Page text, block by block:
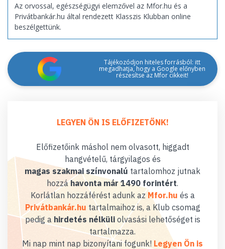
Az orvossal, egészségügyi elemzővel az Mfor.hu és a
Privátbankár.hu által rendezett Klasszis Klubban online
beszélgettünk.
Tájékozódjon hiteles forrásból: itt
megadhatja, hogy a Google előnyben
részesítse az Mfor cikkeit!
LEGYEN ÖN IS ELŐFIZETŐNK!
Előfizetőink máshol nem olvasott, higgadt
hangvételű, tárgyilagos és
magas szakmai színvonalú tartalomhoz jutnak
hozzáhavonta már 1490 forintért.
Korlátlan hozzáférést adunk az Mfor.hu és a
Privátbankár.hu tartalmaihoz is, a Klub csomag
pedig a hirdetés nélküliolvasási lehetőséget is
tartalmazza.
Mi nap mint nap bizonyítani fogunk! Legyen Ön is